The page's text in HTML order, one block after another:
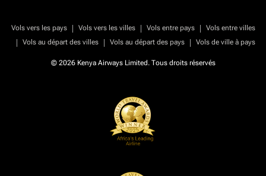
Vols vers les pays | Vols vers les villes | Vols entre pays |
Vols entre villes
|
Vols au départ des villes | Vols au départ des pays | Vols de ville à pays
© 2026 Kenya Airways Limited. Tous droits réservés